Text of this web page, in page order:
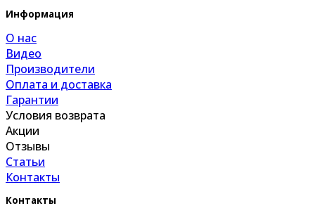
Информация
О нас
Видео
Производители
Оплата и доставка
Гарантии
Условия возврата
Акции
Отзывы
Статьи
Контакты
Контакты